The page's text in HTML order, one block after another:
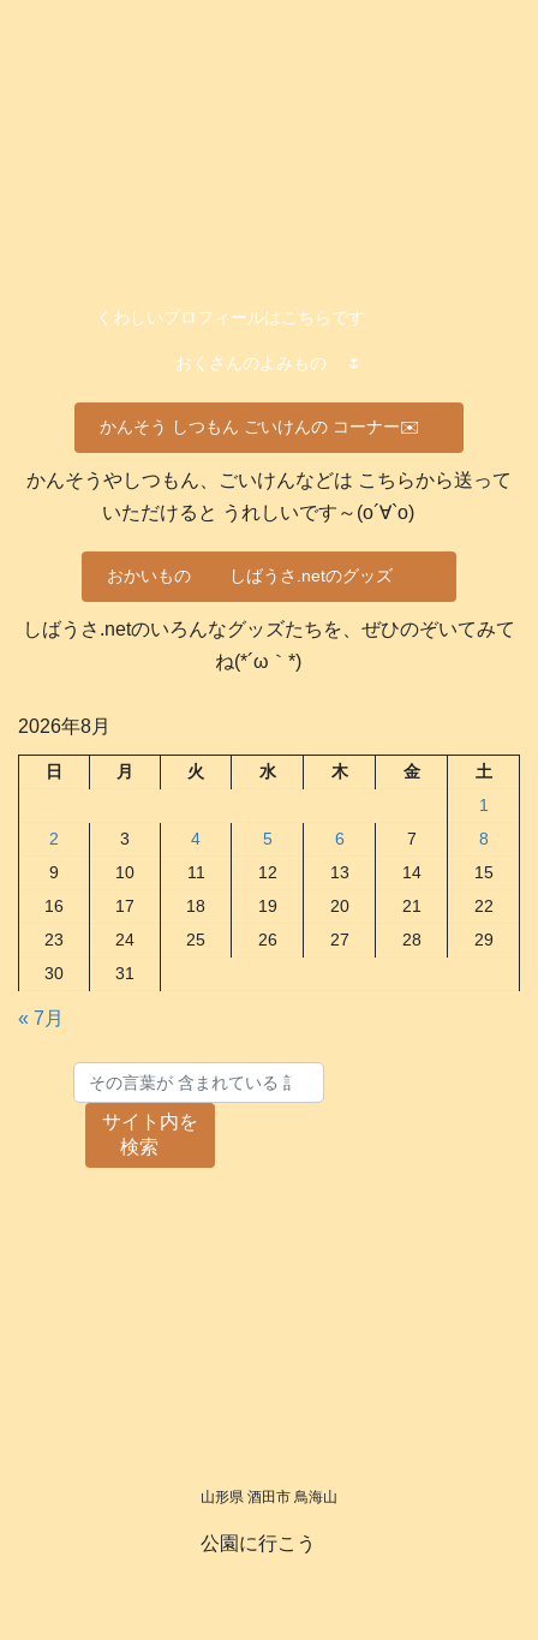
くわしいプロフィールはこちらです
おくさんのよみもの 🌷
かんそう しつもん ごいけんの コーナー✉️
かんそうやしつもん、ごいけんなどは こちらから送って
いただけると うれしいです～(о´∀`о)
おかいもの しばうさ.netのグッズ
しばうさ.netのいろんなグッズたちを、ぜひのぞいてみて
ね(*´ω｀*)
2026年8月
日 月 火 水 木 金
土
1
2
3 4 5 6 7
8
9
10 11 12 13 14
15
16
17 18 19 20 21
22
23
24 25 26 27 28
29
30
31
« 7月
サイト内を
検索
山形県 酒田市 鳥海山
公園に行こう